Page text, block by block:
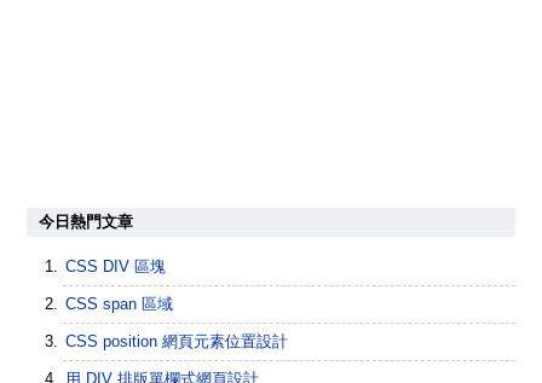
今日熱門文章
CSS DIV 區塊
CSS span 區域
CSS position 網頁元素位置設計
用 DIV 排版單欄式網頁設計